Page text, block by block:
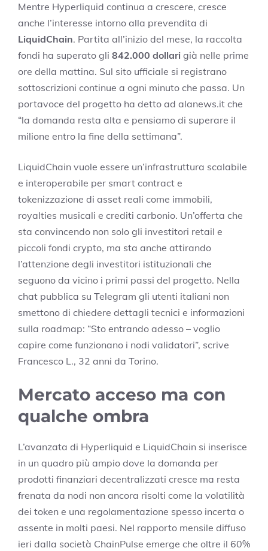
Mentre Hyperliquid continua a crescere, cresce
anche l’interesse intorno alla prevendita di
LiquidChain. Partita all’inizio del mese, la raccolta
fondi ha superato gli 842.000 dollari già nelle prime
ore della mattina. Sul sito ufficiale si registrano
sottoscrizioni continue a ogni minuto che passa. Un
portavoce del progetto ha detto ad alanews.it che
“la domanda resta alta e pensiamo di superare il
milione entro la fine della settimana”.
LiquidChain vuole essere un’infrastruttura scalabile
e interoperabile per smart contract e
tokenizzazione di asset reali come immobili,
royalties musicali e crediti carbonio. Un’offerta che
sta convincendo non solo gli investitori retail e
piccoli fondi crypto, ma sta anche attirando
l’attenzione degli investitori istituzionali che
seguono da vicino i primi passi del progetto. Nella
chat pubblica su Telegram gli utenti italiani non
smettono di chiedere dettagli tecnici e informazioni
sulla roadmap: “Sto entrando adesso – voglio
capire come funzionano i nodi validatori”, scrive
Francesco L., 32 anni da Torino.
Mercato acceso ma con
qualche ombra
L’avanzata di Hyperliquid e LiquidChain si inserisce
in un quadro più ampio dove la domanda per
prodotti finanziari decentralizzati cresce ma resta
frenata da nodi non ancora risolti come la volatilità
dei token e una regolamentazione spesso incerta o
assente in molti paesi. Nel rapporto mensile diffuso
ieri dalla società ChainPulse emerge che oltre il 60%